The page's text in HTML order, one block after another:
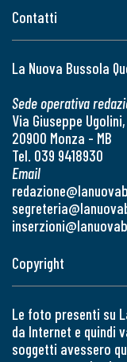
Contatti
La Nuova Bussola
Sede operativa
Via Giuseppe Ugolini,
20900 Monza - MB
Tel. 039 9418930
Email
Copyright
Le foto presenti su
da Internet e quindi
soggetti avessero